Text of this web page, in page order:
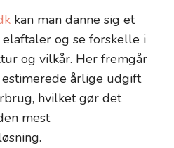
kan man danne sig et
og se forskelle i
og vilkår. Her fremgår
årlige udgift
hvilket gør det
mest